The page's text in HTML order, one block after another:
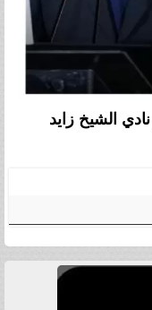
الشيخ زايد